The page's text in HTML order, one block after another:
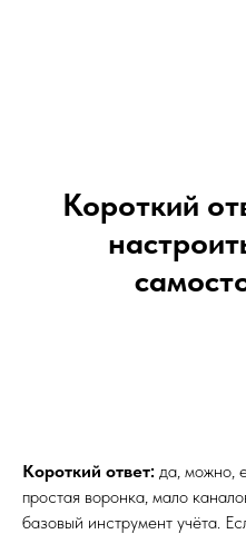
Короткий
Короткий ответ: да, можно,
простая воронка, мало
базовый инструмент учёта.